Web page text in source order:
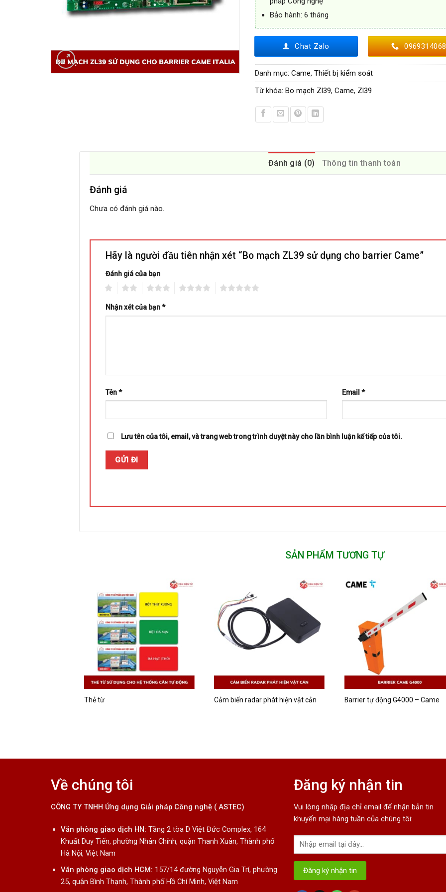
Bảo hành: 6 tháng
Chat Zalo 0969314068
Danh mục: Came, Thiết bị kiểm soát
Từ khóa: Bo mạch Zl39, Came, Zl39
Đánh giá (0) Thông tin thanh toán
Đánh giá
Chưa có đánh giá nào.
Hãy là người đầu tiên nhận xét “Bo mạch ZL39 sử dụng cho barrier Came”
Đánh giá của bạn
Nhận xét của bạn*
Tên* Email *
Lưu tên của tôi, email, và trang web trong trình duyệt này cho lần bình luận kế tiếp của tôi.
SẢN PHẨM TƯƠNG TỰ
Thẻ từ Cảm biến radar phát hiện vật cản Barrier tự động G4000 – Came
Về chúng tôi
CÔNG TY TNHH Ứng dụng Giải pháp Công nghệ ( ASTEC)
Văn phòng giao dịch HN: Tầng 2 tòa D Việt Đức Complex, 164
Khuất Duy Tiến, phường Nhân Chính, quận Thanh Xuân, Thành phố
Hà Nội, Việt Nam
Văn phòng giao dịch HCM: 157/14 đường Nguyễn Gia Trí, phường
25, quận Bình Thạnh, Thành phố Hồ Chí Minh, Việt Nam
Đăng ký nhận tin
Vui lòng nhập địa chỉ email để nhận bản tin
khuyến mại hàng tuần của chúng tôi: